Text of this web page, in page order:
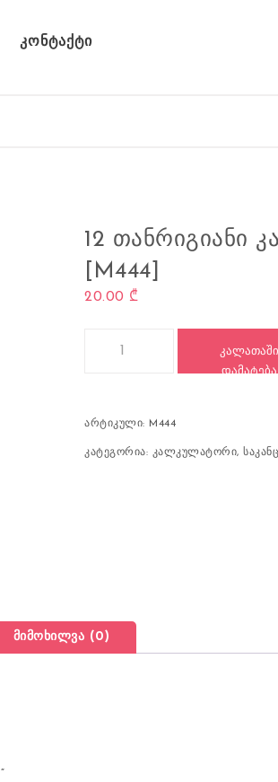
კონტაქტი
12 ᲗᲐᲜᲠᲘᲒᲘᲐᲜᲘ
[M444]
20.00 ₾
ᲙᲐᲚᲐᲗᲐᲨᲘ
ᲓᲐᲛᲐᲢᲔᲑᲐ
არტიკული: M444
კატეგორია: კალკულატორი,
მიმოხილვა (0)